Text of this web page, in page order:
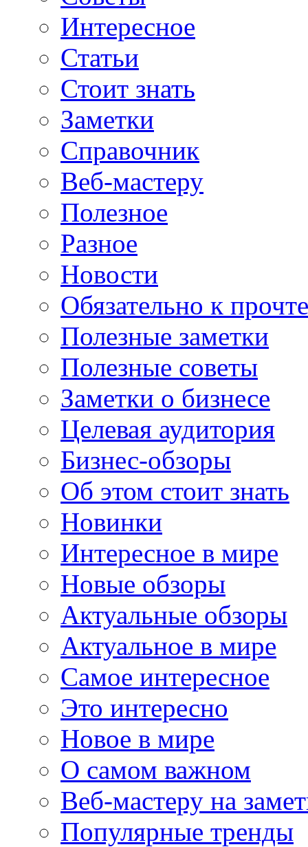
Интересное
Статьи
Стоит знать
Заметки
Справочник
Веб-мастеру
Полезное
Разное
Новости
Обязательно к
Полезные заметки
Полезные советы
Заметки о бизнесе
Целевая аудитория
Бизнес-обзоры
Об этом стоит знать
Новинки
Интересное в мире
Новые обзоры
Актуальные обзоры
Актуальное в мире
Самое интересное
Это интересно
Новое в мире
О самом важном
Веб-мастеру на
Популярные тренды